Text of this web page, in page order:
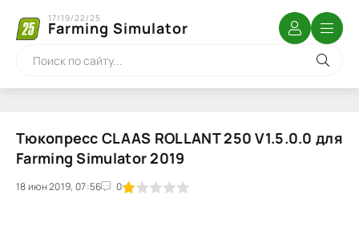
Farming Simulator
17/19/22/25
Тюкопресс CLAAS ROLLANT 250 V1.5.0.0 для
Farming Simulator 2019
18 июн 2019, 07:56 0
1 2 3 4 5